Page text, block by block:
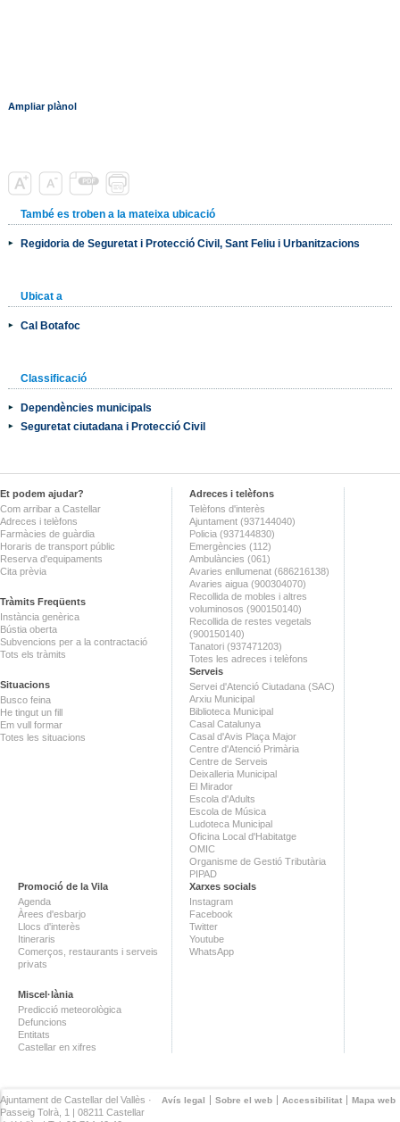
Ampliar plànol
També es troben a la mateixa ubicació
Regidoria de Seguretat i Protecció Civil, Sant Feliu i Urbanitzacions
Ubicat a
Cal Botafoc
Classificació
Dependències municipals
Seguretat ciutadana i Protecció Civil
Et podem ajudar?
Com arribar a Castellar
Adreces i telèfons
Farmàcies de guàrdia
Horaris de transport públic
Reserva d'equipaments
Cita prèvia
Tràmits Freqüents
Instància genèrica
Bústia oberta
Subvencions per a la contractació
Tots els tràmits
Situacions
Busco feina
He tingut un fill
Em vull formar
Totes les situacions
Adreces i telèfons
Telèfons d'interès
Ajuntament (937144040)
Policia (937144830)
Emergències (112)
Ambulàncies (061)
Avaries enllumenat (686216138)
Avaries aigua (900304070)
Recollida de mobles i altres
voluminosos (900150140)
Recollida de restes vegetals
(900150140)
Tanatori (937471203)
Totes les adreces i telèfons
Serveis
Servei d'Atenció Ciutadana (SAC)
Arxiu Municipal
Biblioteca Municipal
Casal Catalunya
Casal d'Avis Plaça Major
Centre d'Atenció Primària
Centre de Serveis
Deixalleria Municipal
El Mirador
Escola d'Adults
Escola de Música
Ludoteca Municipal
Oficina Local d'Habitatge
OMIC
Organisme de Gestió Tributària
PIPAD
Promoció de la Vila
Agenda
Àrees d'esbarjo
Llocs d'interès
Itineraris
Comerços, restaurants i serveis
privats
Miscel·lània
Predicció meteorològica
Defuncions
Entitats
Castellar en xifres
Xarxes socials
Instagram
Facebook
Twitter
Youtube
WhatsApp
Avís legal Sobre el web Accessibilitat Mapa web
Ajuntament de Castellar del Vallès ·
Passeig Tolrà, 1 | 08211 Castellar